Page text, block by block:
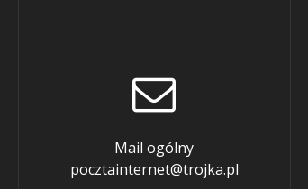
Mail ogólny
pocztainternet@trojka.pl